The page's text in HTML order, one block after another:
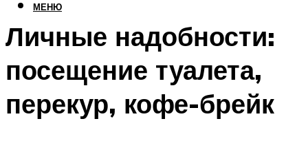
МЕНЮ
Личные надобности:
посещение туалета,
перекур, кофе-брейк